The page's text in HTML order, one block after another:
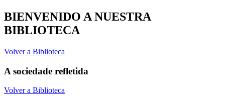
BIENVENIDO A NUESTRA
BIBLIOTECA
Volver a Biblioteca
A sociedade refletida
Volver a Biblioteca